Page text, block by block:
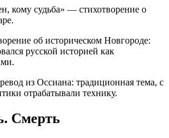
кому судьба» — стихотворение о
об историческом Новгороде:
русской историей как
из Оссиана: традиционная тема, с
отрабатывали технику.
Смерть